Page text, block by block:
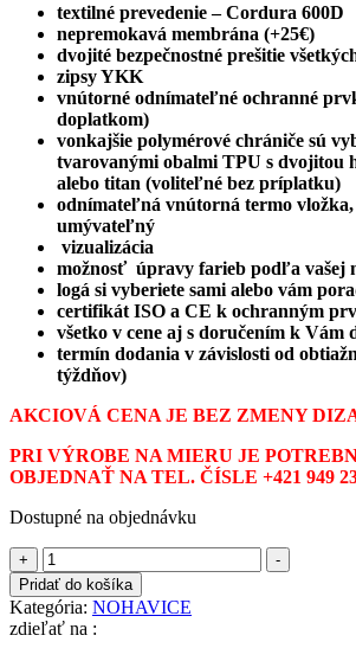
textilné prevedenie – Cordura 600D
nepremokavá membrána (+25€)
dvojité bezpečnostné prešitie
zipsy YKK
vnútorné odnímateľné ochranné
doplatkom)
vonkajšie polymérové ​​chrániče sú
tvarovanými obalmi TPU s dvojitou
alebo titan (voliteľné bez príplatku)
odnímateľná vnútorná termo
umývateľný
vizualizácia
možnosť úpravy farieb podľa vašej
logá si vyberiete sami alebo vám
certifikát ISO a CE k ochranným
všetko v cene aj s doručením k Vám
termín dodania v závislosti od
týždňov)
AKCIOVÁ CENA JE BEZ ZMENY
PRI VÝROBE NA MIERU JE
OBJEDNAŤ NA TEL. ČÍSLE +421 949
Dostupné na objednávku
+
množstvo
MOTO
NOHAVICE
S-
LIDE
-
Pridať do košíka
Kategória: NOHAVICE
zdieľať na :